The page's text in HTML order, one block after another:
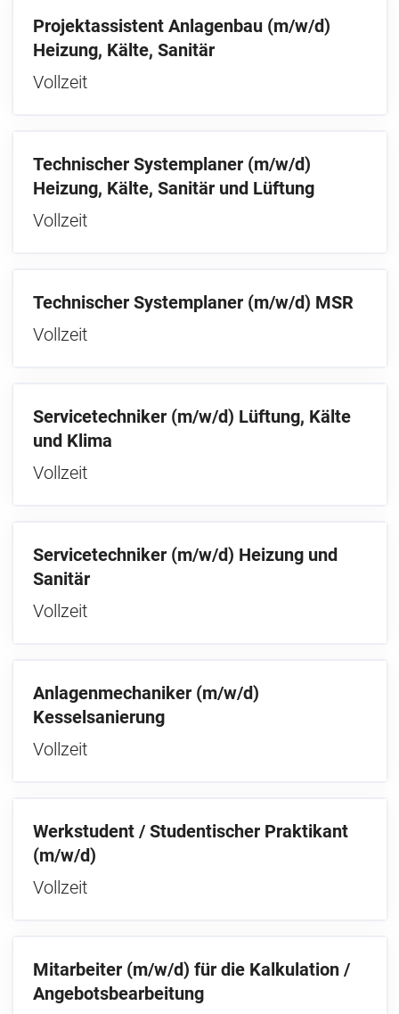
Projektassistent Anlagenbau (m/w/d)
Heizung, Kälte, Sanitär
Vollzeit
Technischer Systemplaner (m/w/d)
Heizung, Kälte, Sanitär und Lüftung
Vollzeit
Technischer Systemplaner (m/w/d) MSR
Vollzeit
Servicetechniker (m/w/d) Lüftung, Kälte
und Klima
Vollzeit
Servicetechniker (m/w/d) Heizung und
Sanitär
Vollzeit
Anlagenmechaniker (m/w/d)
Kesselsanierung
Vollzeit
Werkstudent / Studentischer Praktikant
(m/w/d)
Vollzeit
Mitarbeiter (m/w/d) für die Kalkulation /
Angebotsbearbeitung